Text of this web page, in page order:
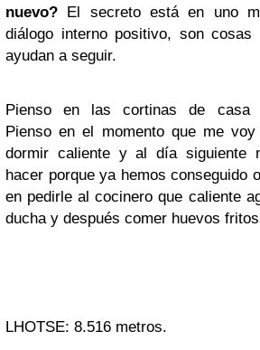
nuevo? El secreto está en uno
diálogo interno positivo, son
ayudan a seguir.
Pienso en las cortinas de
Pienso en el momento que me
dormir caliente y al día siguiente
hacer porque ya hemos conseguido
en pedirle al cocinero que caliente
ducha y después comer huevos
LHOTSE: 8.516 metros.